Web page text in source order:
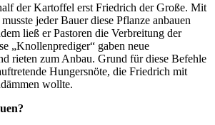
der Kartoffel erst Friedrich der Große. Mit
jeder Bauer diese Pflanze anbauen
ließ er Pastoren die Verbreitung der
„Knollenprediger“ gaben neue
rieten zum Anbau. Grund für diese Befehle
Hungersnöte, die Friedrich mit
wollte.